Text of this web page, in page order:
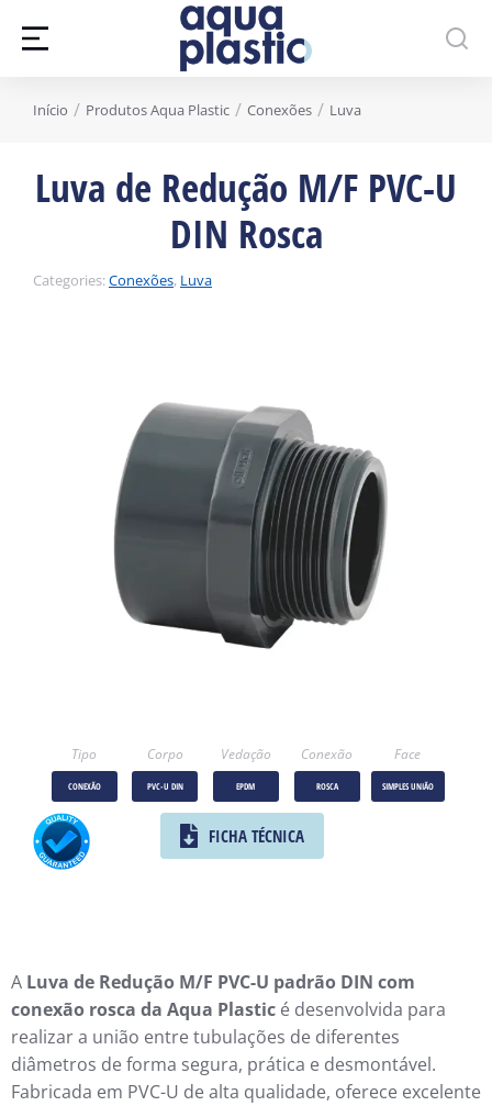
Você está aqui:
Início Produtos Aqua Plastic Conexões Luva
Luva de Redução M/F PVC-U
DIN Rosca
Categories:Conexões, Luva
Tipo Corpo Vedação Conexão Face
CONEXÃO PVC-U DIN EPDM ROSCA SIMPLES UNIÃO
FICHA TÉCNICA
A Luva de Redução M/F PVC-U padrão DIN com
conexão rosca da Aqua Plastic é desenvolvida para
realizar a união entre tubulações de diferentes
diâmetros de forma segura, prática e desmontável.
Fabricada em PVC-U de alta qualidade, oferece excelente